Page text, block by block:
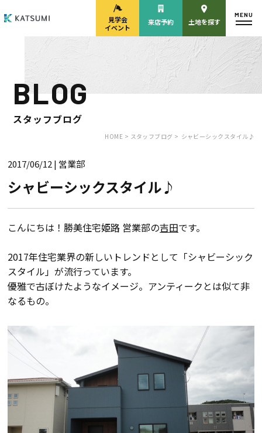
モデルハウス
来場予約
見学会・
来店予約
HOME
会員登録
おすすめ分譲地
手間ひまかけた家づくり
KATSUMIの標準仕様 和暮-なごみ-
見学会
イベント
来店予約 土地を探す
MENU
BLOG
スタッフブログ
HOME > スタッフブログ > シャビーシックスタイル♪
2017/06/12 | 営業部
シャビーシックスタイル♪
こんにちは！勝美住宅姫路 営業部の吉田です。
2017年住宅業界の新しいトレンドとして「シャビーシック
スタイル」が流行っています。
優雅で古ぼけたようなイメージ。アンティークとは似て非
なるもの。